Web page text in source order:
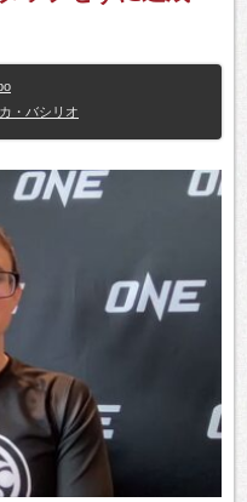
・バシリオ